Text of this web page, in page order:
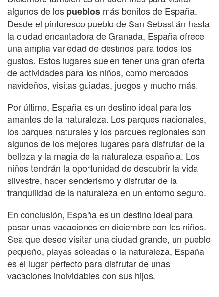
algunos de los pueblos más bonitos de España.
Desde el pintoresco pueblo de San Sebastián hasta
la ciudad encantadora de Granada, España ofrece
una amplia variedad de destinos para todos los
gustos. Estos lugares suelen tener una gran oferta
de actividades para los niños, como mercados
navideños, visitas guiadas, juegos y mucho más.
Por último, España es un destino ideal para los
amantes de la naturaleza. Los parques nacionales,
los parques naturales y los parques regionales son
algunos de los mejores lugares para disfrutar de la
belleza y la magia de la naturaleza española. Los
niños tendrán la oportunidad de descubrir la vida
silvestre, hacer senderismo y disfrutar de la
tranquilidad de la naturaleza en un entorno seguro.
En conclusión, España es un destino ideal para
pasar unas vacaciones en diciembre con los niños.
Sea que desee visitar una ciudad grande, un pueblo
pequeño, playas soleadas o la naturaleza, España
es el lugar perfecto para disfrutar de unas
vacaciones inolvidables con sus hijos.